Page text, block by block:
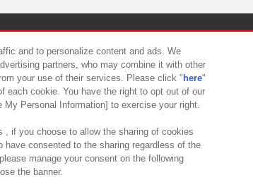
について カスタマーハラスメント対応方針
and to personalize content and ads. We
partners, who may combine it with other
your use of their services. Please click " here"
each cookie. You have the right to opt out of our
Personal Information] to exercise your right.
, if you choose to allow the sharing of cookies
have consented to the sharing regardless of the
manage your consent on the following
the banner.